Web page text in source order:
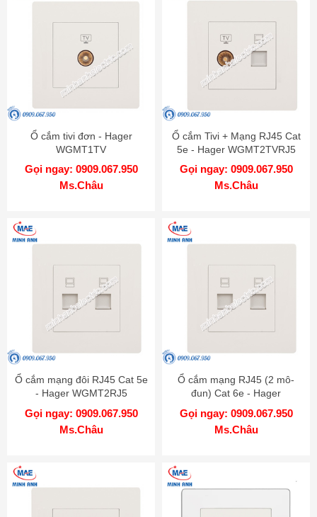
Ổ cắm tivi đơn - Hager
WGMT1TV
Gọi ngay: 0909.067.950
Ms.Châu
Ổ cắm Tivi + Mạng RJ45 Cat
5e - Hager WGMT2TVRJ5
Gọi ngay: 0909.067.950
Ms.Châu
Ổ cắm mạng đôi RJ45 Cat 5e
- Hager WGMT2RJ5
Gọi ngay: 0909.067.950
Ms.Châu
Ổ cắm mạng RJ45 (2 mô-
đun) Cat 6e - Hager
WGMT2RJ6
Gọi ngay: 0909.067.950
Ms.Châu